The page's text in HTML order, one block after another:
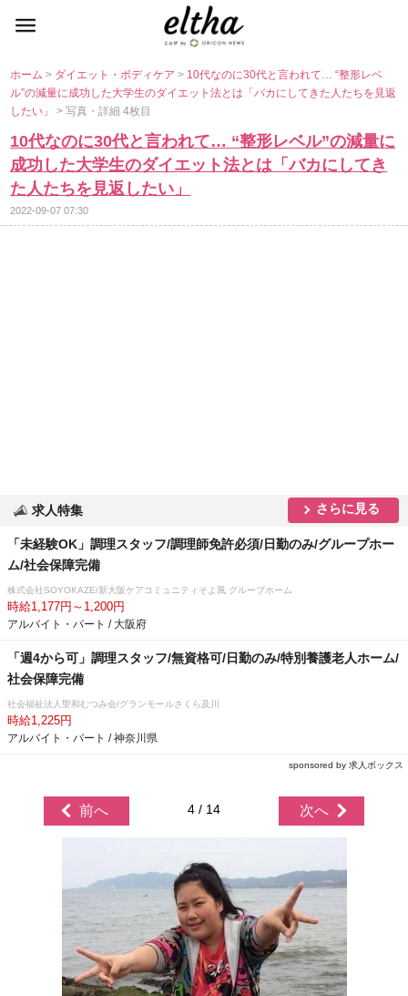
ホーム> ダイエット・ボディケア> 10代なのに30代と言われて… “整形レベ
ル”の減量に成功した大学生のダイエット法とは「バカにしてきた人たちを見返
したい」> 写真・詳細 4枚目
10代なのに30代と言われて… “整形レベル”の減量に
成功した大学生のダイエット法とは「バカにしてき
た人たちを見返したい」
2022-09-07 07:30
求人特集 さらに見る
「未経験OK」調理スタッフ/調理師免許必須/日勤のみ/グループホー
ム/社会保障完備
株式会社SOYOKAZE/新大阪ケアコミュニティそよ風 グループホーム
時給1,177円～1,200円
アルバイト・パート / 大阪府
「週4から可」調理スタッフ/無資格可/日勤のみ/特別養護老人ホーム/
社会保障完備
社会福祉法人聖和むつみ会/グランモールさくら及川
時給1,225円
アルバイト・パート / 神奈川県
sponsored by 求人ボックス
前へ 4 / 14 次へ